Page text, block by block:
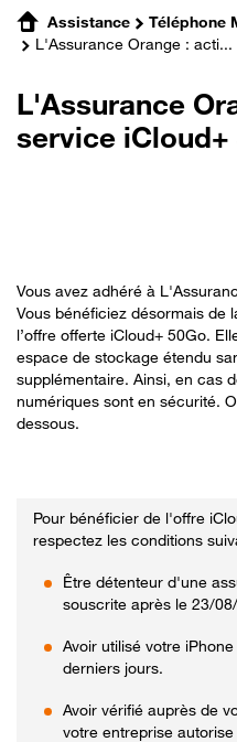
Assistance Téléphone
L'Assurance Orange : acti...
L'Assurance
service iCloud+
Vous avez adhéré à
Vous bénéficiez désormais de
l’offre offerte iCloud+ 50Go.
espace de stockage étendu
supplémentaire. Ainsi, en cas
numériques sont en sécurité.
dessous.
Pour bénéficier de l'offre
respectez les conditions
Être détenteur d'une
souscrite après le 23/
Avoir utilisé votre
derniers jours.
Avoir vérifié auprès de
votre entreprise